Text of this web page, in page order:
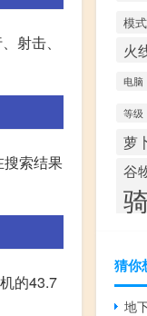
射击、
搜索结果
的43.7
模式
火
电脑
等级
萝
谷
猜你
地